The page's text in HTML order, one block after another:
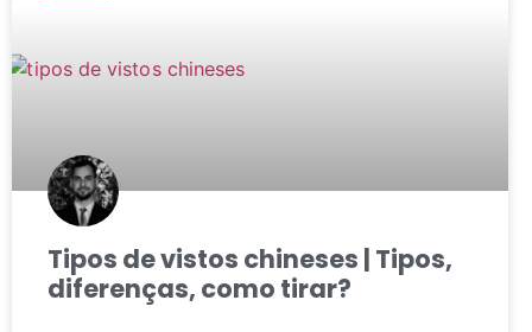
Tipos de vistos chineses | Tipos,
diferenças, como tirar?